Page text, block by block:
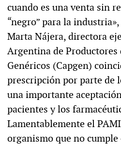
cuando es una venta sin
“negro” para la
Marta Nájera, directora
Argentina de Productores
Genéricos (Capgen)
prescripción por parte de
una importante
pacientes y los
Lamentablemente el
organismo que no